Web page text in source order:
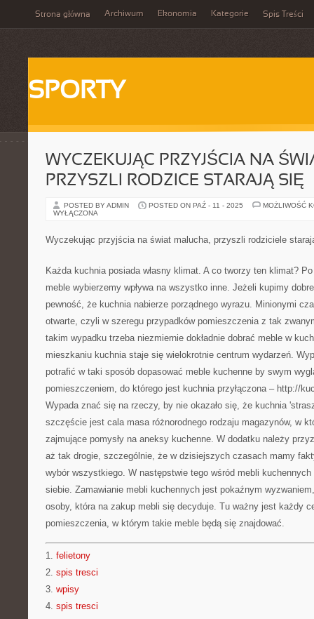
Strona główna Archiwum Ekonomia Kategorie Spis Treści
SPORTY
WYCZEKUJĄC PRZYJŚCIA NA
PRZYSZLI RODZICE STARAJĄ SIĘ
POSTED BY ADMIN POSTED ON PAŹ - 11 - 2025
MOŻLIWOŚĆ
WYŁĄCZONA
Wyczekując przyjścia na świat malucha, przyszli rodziciele
Każda kuchnia posiada własny klimat. A co tworzy ten klimat?
meble wybierzemy wpływa na wszystko inne. Jeżeli kupimy
pewność, że kuchnia nabierze porządnego wyrazu. Minionymi
otwarte, czyli w szeregu przypadków pomieszczenia z tak
takim wypadku trzeba niezmiernie dokładnie dobrać meble w
mieszkaniu kuchnia staje się wielokrotnie centrum wydarzeń.
potrafić w taki sposób dopasować meble kuchenne by swym
pomieszczeniem, do którego jest kuchnia przyłączona – http://
Wypada znać się na rzeczy, by nie okazało się, że kuchnia
szczęście jest cala masa różnorodnego rodzaju magazynów, w
zajmujące pomysły na aneksy kuchenne. W dodatku należy
aż tak drogie, szczególnie, że w dzisiejszych czasach mamy
wybór wszystkiego. W następstwie tego wśród mebli
siebie. Zamawianie mebli kuchennych jest pokaźnym
osoby, która na zakup mebli się decyduje. Tu ważny jest każdy
pomieszczenia, w którym takie meble będą się znajdować.
1. felietony
2. spis tresci
3. wpisy
4. spis tresci